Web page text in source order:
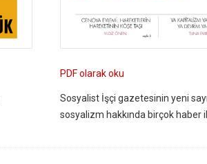
PDF olarak oku
Sosyalist İşçi gazetesinin yeni
sosyalizm hakkında birçok haber